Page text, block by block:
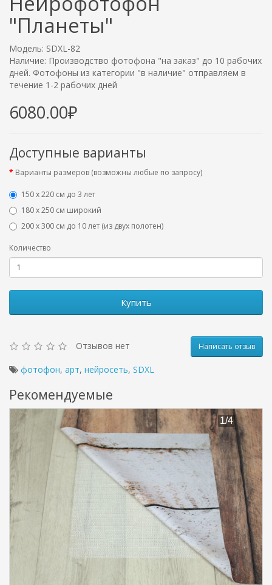
"Планеты"
Модель: SDXL-82
Наличие: Производство фотофона "на заказ" до 10 рабочих
дней. Фотофоны из категории "в наличие" отправляем в
течение 1-2 рабочих дней
6080.00₽
Доступные варианты
Варианты размеров (возможны любые по запросу)
150 х 220 см до 3 лет
180 х 250 см широкий
200 х 300 см до 10 лет (из двух полотен)
Количество
Купить
Отзывов нет Написать отзыв
фотофон, арт, нейросеть, SDXL
Рекомендуемые